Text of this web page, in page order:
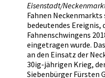
Eisenstadt/
Fahnen
bedeutendes Ereignis,
Fahnenschwingens
eingetragen wurde.
an den Einsatz der
30ig-jährigen Krieg,
Siebenbürger Fürsten